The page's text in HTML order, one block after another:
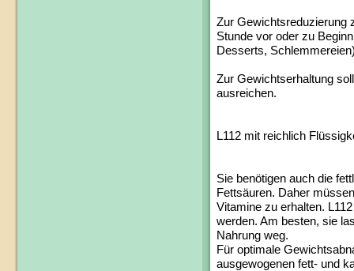
Zur Gewichtsreduzierung
Stunde vor oder zu
Desserts,
Zur Gewichtserhaltung
ausreichen.
L112 mit reichlich
Sie benötigen auch die
Fettsäuren. Daher
Vitamine zu erhalten.
werden. Am besten, sie
Nahrung weg.
Für optimale
ausgewogenen fett- und